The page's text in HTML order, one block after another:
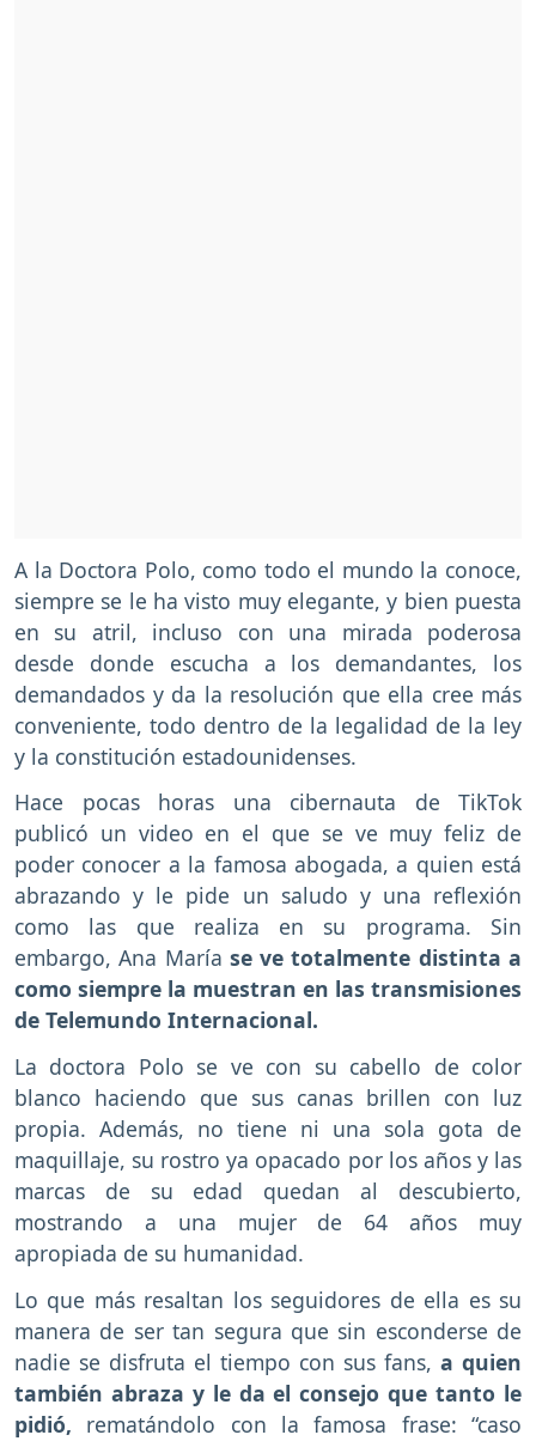
A la Doctora Polo, como todo el mundo la conoce,
siempre se le ha visto muy elegante, y bien puesta
en su atril, incluso con una mirada poderosa
desde donde escucha a los demandantes, los
demandados y da la resolución que ella cree más
conveniente, todo dentro de la legalidad de la ley
y la constitución estadounidenses.
Hace pocas horas una cibernauta de TikTok
publicó un video en el que se ve muy feliz de
poder conocer a la famosa abogada, a quien está
abrazando y le pide un saludo y una reflexión
como las que realiza en su programa. Sin
embargo, Ana María se ve totalmente distinta a
como siempre la muestran en las transmisiones
de Telemundo Internacional.
La doctora Polo se ve con su cabello de color
blanco haciendo que sus canas brillen con luz
propia. Además, no tiene ni una sola gota de
maquillaje, su rostro ya opacado por los años y las
marcas de su edad quedan al descubierto,
mostrando a una mujer de 64 años muy
apropiada de su humanidad.
Lo que más resaltan los seguidores de ella es su
manera de ser tan segura que sin esconderse de
nadie se disfruta el tiempo con sus fans, a quien
también abraza y le da el consejo que tanto le
pidió, rematándolo con la famosa frase: “caso